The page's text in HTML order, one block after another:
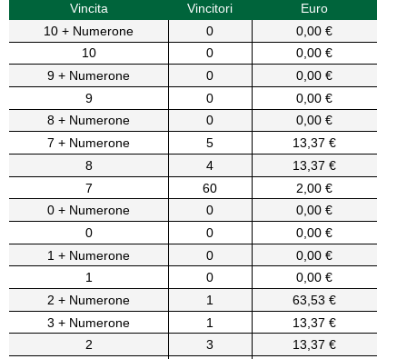
Vincita Vincitori
Euro
10 + Numerone
0
0,00 €
10
0
0,00 €
9 + Numerone
0
0,00 €
9
0
0,00 €
8 + Numerone
0
0,00 €
7 + Numerone
5
13,37 €
8
4
13,37 €
7
60
2,00 €
0 + Numerone
0
0,00 €
0
0
0,00 €
1 + Numerone
0
0,00 €
1
0
0,00 €
2 + Numerone
1
63,53 €
3 + Numerone
1
13,37 €
2
3
13,37 €